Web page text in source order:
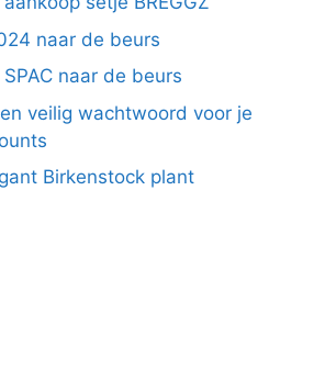
naar de beurs
naar de beurs
veilig wachtwoord voor je
Birkenstock plant